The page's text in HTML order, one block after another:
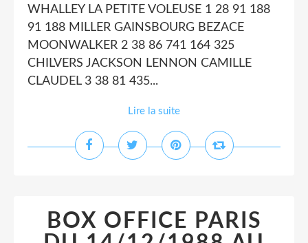
WHALLEY LA PETITE VOLEUSE 1 28 91 188
91 188 MILLER GAINSBOURG BEZACE
MOONWALKER 2 38 86 741 164 325
CHILVERS JACKSON LENNON CAMILLE
CLAUDEL 3 38 81 435...
Lire la suite
BOX OFFICE PARIS